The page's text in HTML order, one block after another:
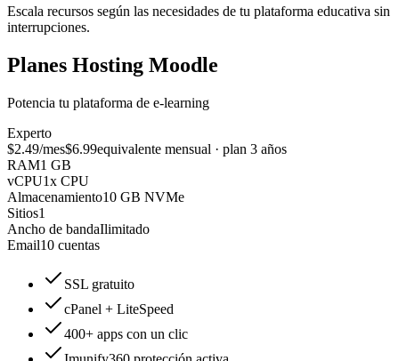
Escala recursos según las necesidades de tu plataforma educativa sin
interrupciones.
Planes Hosting Moodle
Potencia tu plataforma de e-learning
Experto
$2.49/mes$6.99equivalente mensual · plan 3 años
RAM1 GB
vCPU1x CPU
Almacenamiento10 GB NVMe
Sitios1
Ancho de bandaIlimitado
Email10 cuentas
SSL gratuito
cPanel + LiteSpeed
400+ apps con un clic